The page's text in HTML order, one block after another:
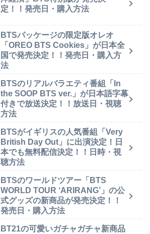
定！！発売日・購入方法
BTSパッケージの限定版オレオ
「OREO BTS Cookies」が日本全
国で発売決定！！発売日・購入方
法
BTSのリアルバラエティ番組「In
the SOOP BTS ver.」が日本語字幕
付きで放送決定！！放送日・視聴
方法
BTSがイギリスの人気番組「Very
British Day Out」に出演決定！日
本でも無料配信決定！！日時・視
聴方法
BTSのワールドツアー「BTS
WORLD TOUR ‘ARIRANG’」の公
式グッズの新商品が発売決定！！
発売日・購入方法
BT21の可愛いガチャガチャ新商品